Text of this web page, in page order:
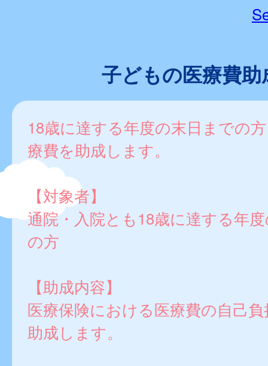
子どもの医療費助
18歳に達する年度の末日までの
療費を助成します。
【対象者】
通院・入院とも18歳に達する年
の方
【助成内容】
医療保険における医療費の自己
助成します。